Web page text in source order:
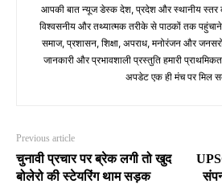
आपकी बात न्यूज डेस्क देश, प्रदेश और स्थानीय स्तर
विश्वसनीय और तथ्यात्मक तरीके से पाठकों तक पहुंचाने
समाज, प्रशासन, शिक्षा, अपराध, मनोरंजन और
जानकारी और प्रभावशाली प्रस्तुति हमारी
अपडेट एक ही मंच पर मिल
Previous article
चुनावी प्रचार पर ब्रेक लगी तो खुद
बोलेरो की स्टेयरिंग थाम सड़क